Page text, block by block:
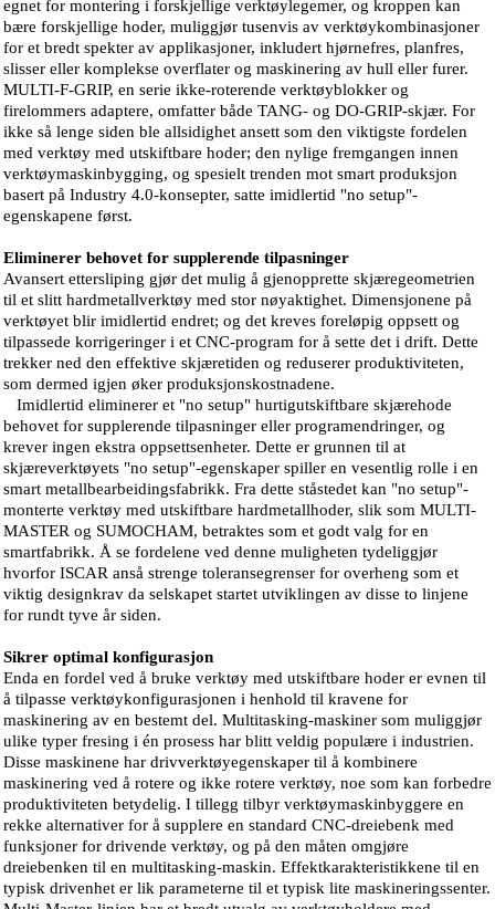
egnet for montering i forskjellige verktøylegemer, og kroppen kan
bære forskjellige hoder, muliggjør tusenvis av verktøykombinasjoner
for et bredt spekter av applikasjoner, inkludert hjørnefres, planfres,
slisser eller komplekse overflater og maskinering av hull eller furer.
MULTI-F-GRIP, en serie ikke-roterende verktøyblokker og
firelommers adaptere, omfatter både TANG- og DO-GRIP-skjær. For
ikke så lenge siden ble allsidighet ansett som den viktigste fordelen
med verktøy med utskiftbare hoder; den nylige fremgangen innen
verktøymaskinbygging, og spesielt trenden mot smart produksjon
basert på Industry 4.0-konsepter, satte imidlertid "no setup"-
egenskapene først.
Eliminerer behovet for supplerende tilpasninger
Avansert ettersliping gjør det mulig å gjenopprette skjæregeometrien
til et slitt hardmetallverktøy med stor nøyaktighet. Dimensjonene på
verktøyet blir imidlertid endret; og det kreves foreløpig oppsett og
tilpassede korrigeringer i et CNC-program for å sette det i drift. Dette
trekker ned den effektive skjæretiden og reduserer produktiviteten,
som dermed igjen øker produksjonskostnadene.
Imidlertid eliminerer et "no setup" hurtigutskiftbare skjærehode
behovet for supplerende tilpasninger eller programendringer, og
krever ingen ekstra oppsettsenheter. Dette er grunnen til at
skjæreverktøyets "no setup"-egenskaper spiller en vesentlig rolle i en
smart metallbearbeidingsfabrikk. Fra dette ståstedet kan "no setup"-
monterte verktøy med utskiftbare hardmetallhoder, slik som MULTI-
MASTER og SUMOCHAM, betraktes som et godt valg for en
smartfabrikk. Å se fordelene ved denne muligheten tydeliggjør
hvorfor ISCAR anså strenge toleransegrenser for overheng som et
viktig designkrav da selskapet startet utviklingen av disse to linjene
for rundt tyve år siden.
Sikrer optimal konfigurasjon
Enda en fordel ved å bruke verktøy med utskiftbare hoder er evnen til
å tilpasse verktøykonfigurasjonen i henhold til kravene for
maskinering av en bestemt del. Multitasking-maskiner som muliggjør
ulike typer fresing i én prosess har blitt veldig populære i industrien.
Disse maskinene har drivverktøyegenskaper til å kombinere
maskinering ved å rotere og ikke rotere verktøy, noe som kan forbedre
produktiviteten betydelig. I tillegg tilbyr verktøymaskinbyggere en
rekke alternativer for å supplere en standard CNC-dreiebenk med
funksjoner for drivende verktøy, og på den måten omgjøre
dreiebenken til en multitasking-maskin. Effektkarakteristikkene til en
typisk drivenhet er lik parameterne til et typisk lite maskineringssenter.